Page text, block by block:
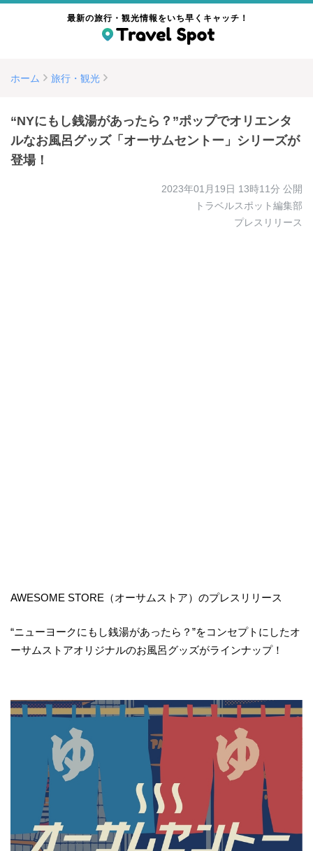
最新の旅行・観光情報をいち早くキャッチ！
ホーム 旅行・観光
“NYにもし銭湯があったら？”ポップでオリエンタ
ルなお風呂グッズ「オーサムセントー」シリーズが
登場！
2023年01月19日 13時11分 公開
トラベルスポット編集部
プレスリリース
AWESOME STORE（オーサムストア）のプレスリリース
“ニューヨークにもし銭湯があったら？”をコンセプトにしたオ
ーサムストアオリジナルのお風呂グッズがラインナップ！